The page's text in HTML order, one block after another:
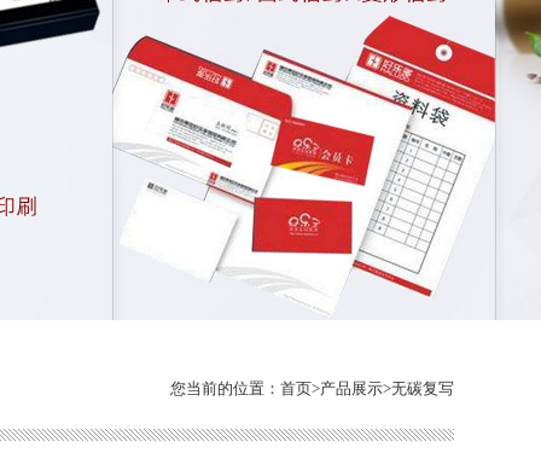
您当前的位置： 首页>产品展示>无碳复写